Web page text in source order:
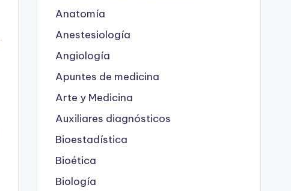
Anatomía
Anestesiología
Angiología
Apuntes de medicina
Arte y Medicina
Auxiliares diagnósticos
Bioestadística
Bioética
Biología